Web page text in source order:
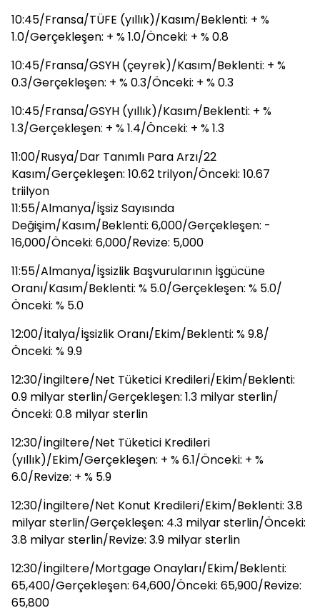
10:45/Fransa/TÜFE (yıllık)/Kasım/Beklenti: + %
1.0/Gerçekleşen: + % 1.0/Önceki: + % 0.8
10:45/Fransa/GSYH (çeyrek)/Kasım/Beklenti: + %
0.3/Gerçekleşen: + % 0.3/Önceki: + % 0.3
10:45/Fransa/GSYH (yıllık)/Kasım/Beklenti: + %
1.3/Gerçekleşen: + % 1.4/Önceki: + % 1.3
11:00/Rusya/Dar Tanımlı Para Arzı/22
Kasım/Gerçekleşen: 10.62 trilyon/Önceki: 10.67
triilyon
11:55/Almanya/İşsiz Sayısında
Değişim/Kasım/Beklenti: 6,000/Gerçekleşen: -
16,000/Önceki: 6,000/Revize: 5,000
11:55/Almanya/İşsizlik Başvurularının İşgücüne
Oranı/Kasım/Beklenti: % 5.0/Gerçekleşen: % 5.0/
Önceki: % 5.0
12:00/İtalya/İşsizlik Oranı/Ekim/Beklenti: % 9.8/
Önceki: % 9.9
12:30/İngiltere/Net Tüketici Kredileri/Ekim/Beklenti:
0.9 milyar sterlin/Gerçekleşen: 1.3 milyar sterlin/
Önceki: 0.8 milyar sterlin
12:30/İngiltere/Net Tüketici Kredileri
(yıllık)/Ekim/Gerçekleşen: + % 6.1/Önceki: + %
6.0/Revize: + % 5.9
12:30/İngiltere/Net Konut Kredileri/Ekim/Beklenti: 3.8
milyar sterlin/Gerçekleşen: 4.3 milyar sterlin/Önceki:
3.8 milyar sterlin/Revize: 3.9 milyar sterlin
12:30/İngiltere/Mortgage Onayları/Ekim/Beklenti:
65,400/Gerçekleşen: 64,600/Önceki: 65,900/Revize:
65,800